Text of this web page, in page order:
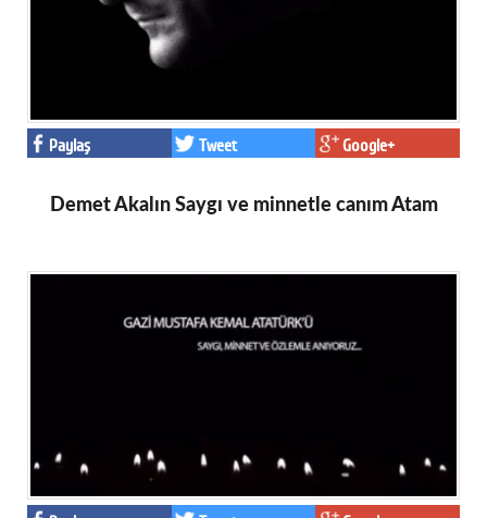
Paylaş Tweet Google+
Demet Akalın Saygı ve minnetle canım Atam